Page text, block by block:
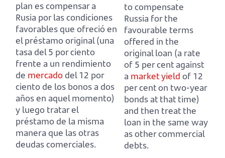
plan es compensar a
Rusia por las condiciones
favorables que ofreció en
el préstamo original (una
tasa del 5 por ciento
frente a un rendimiento
de mercado del 12 por
ciento de los bonos a dos
años en aquel momento)
y luego tratar el
préstamo de la misma
manera que las otras
deudas comerciales.
to compensate
Russia for the
favourable terms
offered in the
original loan (a rate
of 5 per cent against
a marketyield of 12
per cent on two-year
bonds at that time)
and then treat the
loan in the same way
as other commercial
debts.